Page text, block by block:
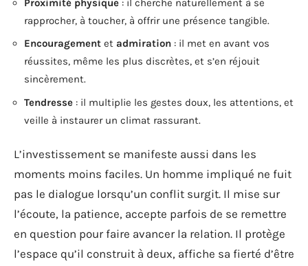
rapprocher, à toucher, à offrir une présence tangible.
Encouragement et admiration : il met en avant vos
réussites, même les plus discrètes, et s’en réjouit
sincèrement.
Tendresse : il multiplie les gestes doux, les attentions, et
veille à instaurer un climat rassurant.
L’investissement se manifeste aussi dans les
moments moins faciles. Un homme impliqué ne fuit
pas le dialogue lorsqu’un conflit surgit. Il mise sur
l’écoute, la patience, accepte parfois de se remettre
en question pour faire avancer la relation. Il protège
l’espace qu’il construit à deux, affiche sa fierté d’être